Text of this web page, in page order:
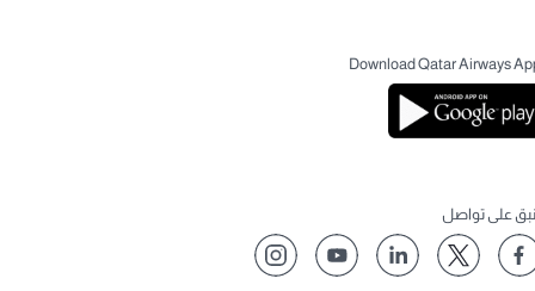
Download Qatar Airways
على تواصل